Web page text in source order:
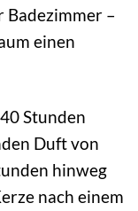
Badezimmer –
einen
Stunden
Duft von
hinweg
nach einem